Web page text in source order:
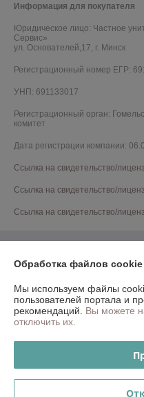
Информация для покупателя
Юридическое лицо: Частное
Сервис»
ул. Основателей,17, г. Минск
Регистрационный номер ЕГР:
УНП: 691133017
Регистрационный орган:
комитет
Дата регистрации компании:
Ссылка на свидетельство/
Ссылка на свидетельство/
Ссылка на свидетельство/
Обработка файлов cookie
Мы используем файлы
пользователей портала и
рекомендаций. Вы можете
отключить их.